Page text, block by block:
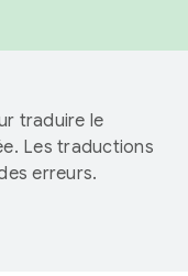
traduire le
Les traductions
erreurs.